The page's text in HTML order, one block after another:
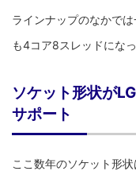
ラインナップのなかで
も4コア8スレッドになっ
ソケット形状が
サポート
ここ数年のソケット形